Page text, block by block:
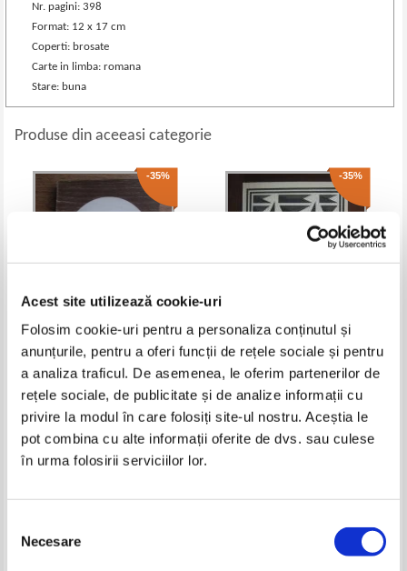
Acest site utilizează cookie-uri
Folosim cookie-uri pentru a personaliza conținutul și
anunțurile, pentru a oferi funcții de rețele sociale și pentru
a analiza traficul. De asemenea, le oferim partenerilor de
rețele sociale, de publicitate și de analize informații cu
privire la modul în care folosiți site-ul nostru. Aceștia le
pot combina cu alte informații oferite de dvs. sau culese
în urma folosirii serviciilor lor.
consimțământului
Necesare
Nr. pagini: 398
Format: 12 x 17 cm
Coperti: brosate
Carte in limba: romana
Stare: buna
Produse din aceeasi categorie
-35%
Toma Alimos. Balade haiducesti
10,00Lei 6,50
Adaugă în coș
-35%
Dragi imi sunt izvoarele, luna si
cu soarele (Cantece despre
natura)
Lei
Adaugă în coș